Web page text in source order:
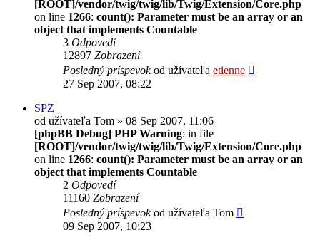
[ROOT]/vendor/twig/twig/lib/Twig/Extension/Core.php
on line 1266: count(): Parameter must be an array or an
object that implements Countable
3 Odpovedí
12897 Zobrazení
Posledný príspevokod užívateľa etienne
27 Sep 2007, 08:22
SPZ
od užívateľa Tom » 08 Sep 2007, 11:06
[phpBB Debug] PHP Warning: in file
[ROOT]/vendor/twig/twig/lib/Twig/Extension/Core.php
on line 1266: count(): Parameter must be an array or an
object that implements Countable
2 Odpovedí
11160 Zobrazení
Posledný príspevokod užívateľa Tom
09 Sep 2007, 10:23